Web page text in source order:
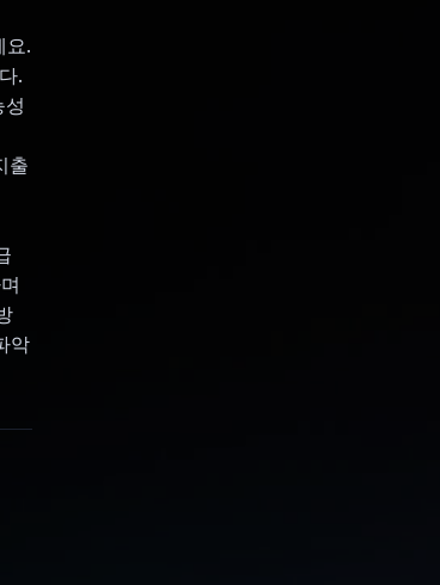
요.
.
출
악